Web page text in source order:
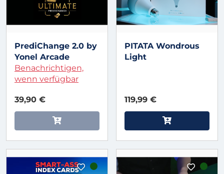
PrediChange 2.0 by
Yonel Arcade
Benachrichtigen,
wenn verfügbar
39,90 €
PITATA Wondrous
Light
119,99 €